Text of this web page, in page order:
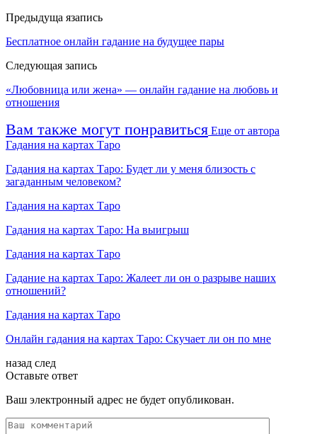
Предыдуща язапись
Бесплатное онлайн гадание на будущее пары
Следующая запись
«Любовница или жена» — онлайн гадание на любовь и
отношения
Вам также могут понравиться Еще от автора
Гадания на картах Таро
Гадания на картах Таро: Будет ли у меня близость с
загаданным человеком?
Гадания на картах Таро
Гадания на картах Таро: На выигрыш
Гадания на картах Таро
Гадание на картах Таро: Жалеет ли он о разрыве наших
отношений?
Гадания на картах Таро
Онлайн гадания на картах Таро: Скучает ли он по мне
назад след
Оставьте ответ
Ваш электронный адрес не будет опубликован.